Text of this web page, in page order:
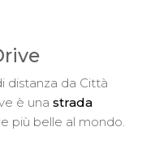
distanza da Città
è una strada
più belle al mondo.